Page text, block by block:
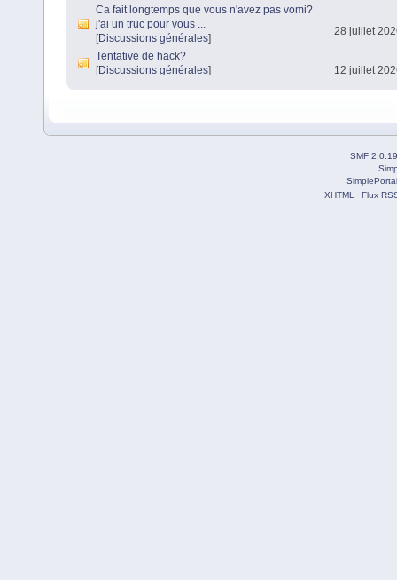
Ca fait longtemps que vous n'avez pas vomi?
j'ai un truc pour vous ...
[Discussions générales]
28 juillet
Tentative de hack?
[Discussions générales] 12 juillet
SMF 2.0.19
XHTML
Flux